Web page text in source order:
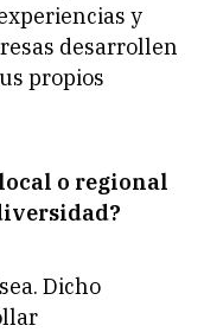
y
desarrollen
propios
o regional
Dicho